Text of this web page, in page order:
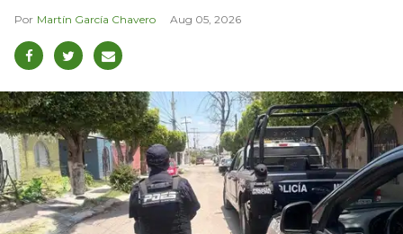
Martín García Chavero Aug 05, 2026